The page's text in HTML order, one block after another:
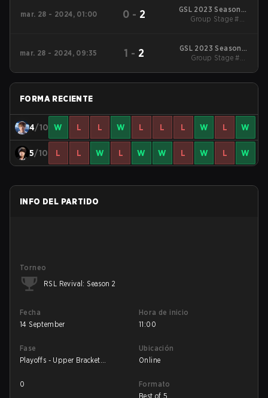
mar. 28 - 2024, 01:00 0 - 2
GSL 2023 Season 1:
Code S
Group Stage #2 -
mar. 28 - 2024, 09:35 1 - 2
GSL 2023 Season 1:
Code S
Group Stage #2 -
FORMA RECIENTE
4/10 W L L W L L L W L W
5/10 L L W L W W L W L W
INFO DEL PARTIDO
Torneo
RSL Revival: Season 2
Fecha
14 September
Hora de inicio
11:00
Fase
Playoffs - Upper Bracket
Ubicación
Online
0
Formato
Best of 5